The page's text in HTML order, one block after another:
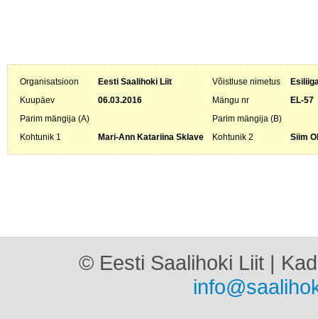
Organisatsioon Eesti Saalihoki Liit Võistluse nimetus
Kuupäev
06.03.2016 Mängu nr
EL-57
Parim mängija (A)
Parim mängija (B)
Kohtunik 1
Mari-Ann Katariina Sklave Kohtunik 2 Siim
© Eesti Saalihoki Liit |